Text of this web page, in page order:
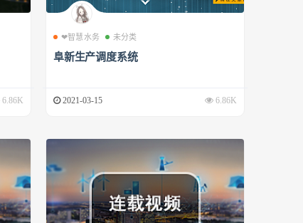
6.86K
❤智慧水务 未分类
阜新生产调度系统
2021-03-15 6.86K